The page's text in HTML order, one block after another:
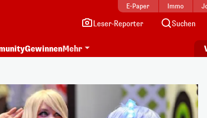
E-Paper Immo
Leser-Reporter Suchen
GewinnenMehr